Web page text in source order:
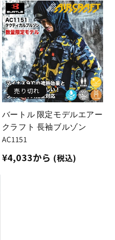
価
格
売り切れ
バートル 限定モデルエアー
クラフト 長袖ブルゾン
AC1151
通
¥4,033から (税込)